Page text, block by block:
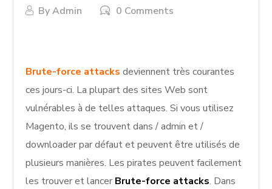
ByAdmin 0 Comments
Brute-force attacks deviennent très courantes
ces jours-ci. La plupart des sites Web sont
vulnérables à de telles attaques. Si vous utilisez
Magento, ils se trouvent dans / admin et /
downloader par défaut et peuvent être utilisés de
plusieurs manières. Les pirates peuvent facilement
les trouver et lancer Brute-force attacks. Dans